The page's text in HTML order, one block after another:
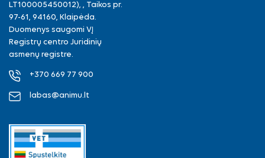
LT100005450012), , Taikos pr.
97-61, 94160, Klaipėda.
Duomenys saugomi VĮ
Registrų centro Juridinių
asmenų registre.
+370 669 77 900
labas@animu.lt